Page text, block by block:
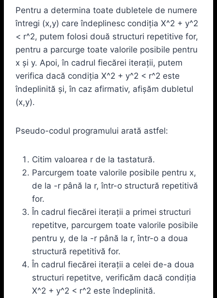
Pentru a determina toate dubletele de numere
întregi (x,y) care îndeplinesc condiția X^2 + y^2
< r^2, putem folosi două structuri repetitive for,
pentru a parcurge toate valorile posibile pentru
x și y. Apoi, în cadrul fiecărei iterații, putem
verifica dacă condiția X^2 + y^2 < r^2 este
îndeplinită și, în caz afirmativ, afișăm dubletul
(x,y).
Pseudo-codul programului arată astfel:
Citim valoarea r de la tastatură.
Parcurgem toate valorile posibile pentru x,
de la -r până la r, într-o structură repetitivă
for.
În cadrul fiecărei iterații a primei structuri
repetitve, parcurgem toate valorile posibile
pentru y, de la -r până la r, într-o a doua
structură repetitivă for.
În cadrul fiecărei iterații a celei de-a doua
structuri repetitve, verificăm dacă condiția
X^2 + y^2 < r^2 este îndeplinită.